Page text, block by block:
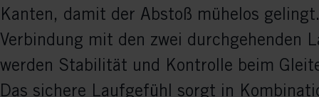
Kanten, damit der Abstoß mühelos
Verbindung mit den zwei durchgehenden
werden Stabilität und Kontrolle beim
Das sichere Laufgefühl sorgt in